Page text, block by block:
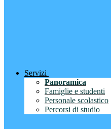
Servizi
Panoramica
Famiglie e studenti
Personale scolastico
Percorsi di studio